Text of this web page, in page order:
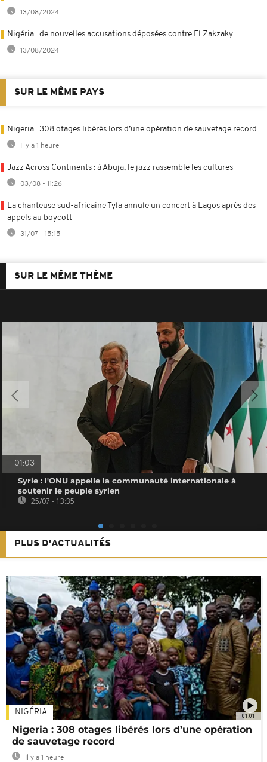
13/08/2024
Nigéria : de nouvelles accusations déposées contre El Zakzaky
13/08/2024
SUR LE MÊME PAYS
Nigeria : 308 otages libérés lors d’une opération de sauvetage record
Il y a 1 heure
Jazz Across Continents : à Abuja, le jazz rassemble les cultures
03/08 - 11:26
La chanteuse sud-africaine Tyla annule un concert à Lagos après des
appels au boycott
31/07 - 15:15
SUR LE MÊME THÈME
01:03
Syrie : l'ONU appelle la communauté internationale à
soutenir le peuple syrien
25/07 - 13:35
PLUS D'ACTUALITÉS
01:01
NIGÉRIA
Nigeria : 308 otages libérés lors d’une opération
de sauvetage record
Il y a 1 heure